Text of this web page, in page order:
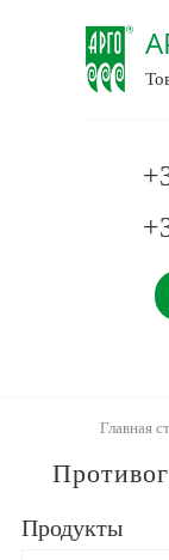
Главная
Продукты